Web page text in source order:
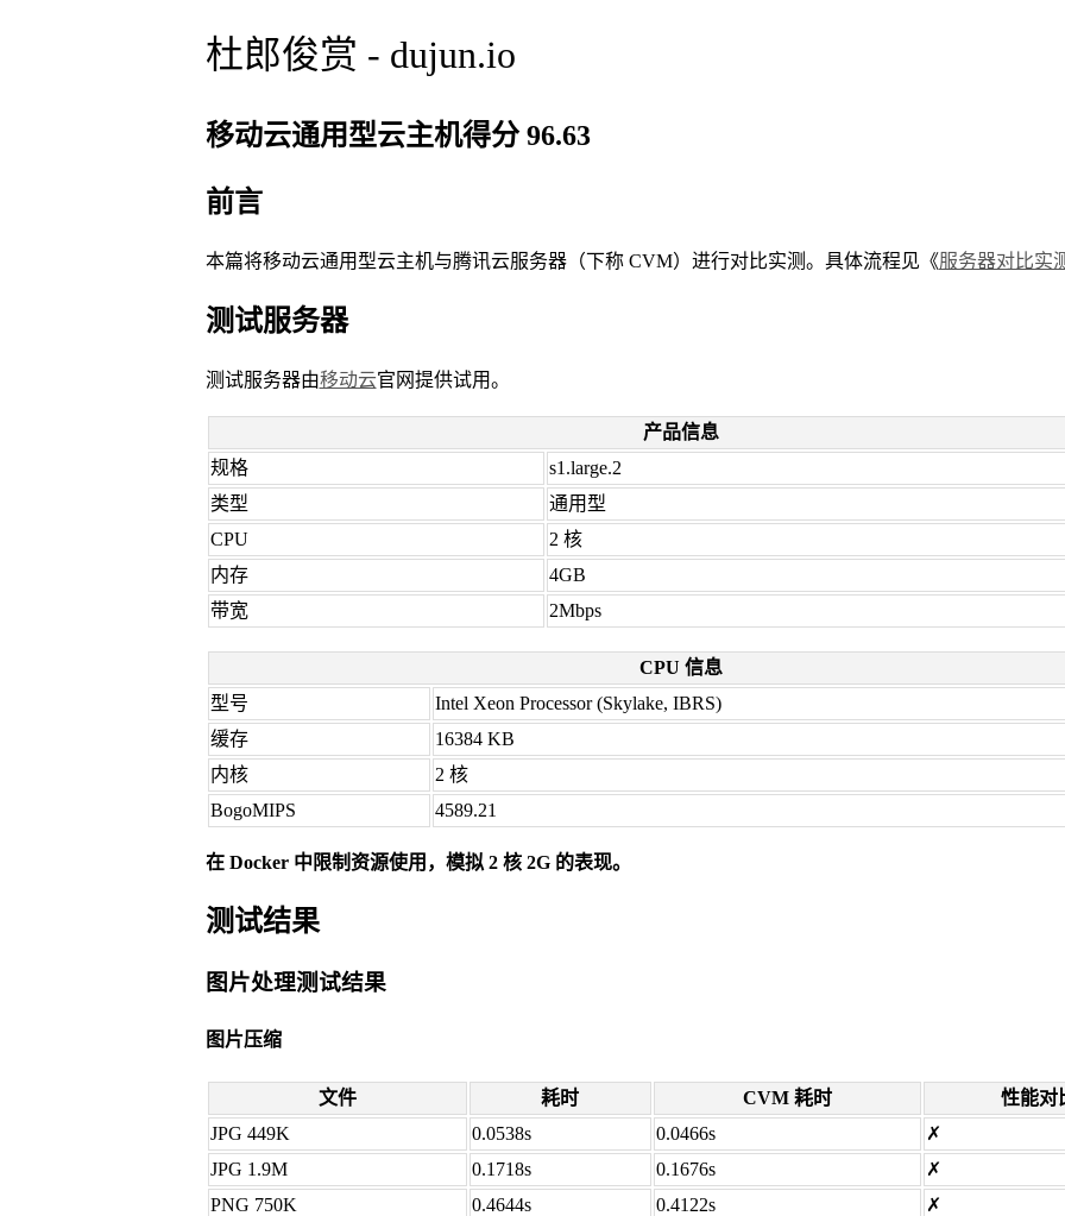
杜郎俊赏 - dujun.io
移动云通用型云主机得分 96.63
前言
本篇将移动云通用型云主机与腾讯云服务器（下称 CVM）进行对比实测。具体流程见《服务器对比实
测试服务器
测试服务器由移动云官网提供试用。
产品信息
规格
s1.large.2
类型
通用型
CPU
2 核
内存
4GB
带宽
2Mbps
CPU 信息
型号
Intel Xeon Processor (Skylake, IBRS)
缓存
16384 KB
内核
2 核
BogoMIPS
4589.21
在 Docker 中限制资源使用，模拟 2 核 2G 的表现。
测试结果
图片处理测试结果
图片压缩
文件 耗时 CVM 耗时
性能对
JPG 449K
0.0538s 0.0466s
✗
JPG 1.9M
0.1718s 0.1676s
✗
PNG 750K
0.4644s 0.4122s
✗